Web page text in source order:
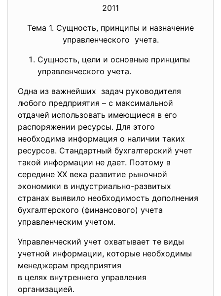
2011
Тема 1. Сущность, принципы и назначение
управленческого учета.
Сущность, цели и основные принципы
управленческого учета.
Одна из важнейших задач руководителя
любого предприятия – с максимальной
отдачей использовать имеющиеся в его
распоряжении ресурсы. Для этого
необходима информация о наличии таких
ресурсов. Стандартный бухгалтерский учет
такой информации не дает. Поэтому в
середине ХХ века развитие рыночной
экономики в индустриально-развитых
странах выявило необходимость дополнения
бухгалтерского (финансового) учета
управленческим учетом.
Управленческий учет охватывает те виды
учетной информации, которые необходимы
менеджерам предприятия
в целях внутреннего управления
организацией.